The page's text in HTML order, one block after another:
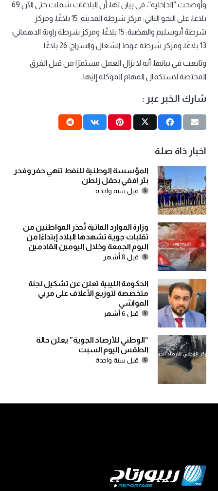
وأوضحت “الداخلية”، في بيان لها، أن البلاغات شملت حتى الآن 69
بلاغا، على النحو التالي: مركز شرطة المدينة: 15 بلاغًا، ومركز
شرطة أبوسليم والهضبة: 15 بلاغًا، ومركز شرطة زاوية الدهماني:
13 بلاغًا، ومركز شرطة غوط الشعال والسراج: 26 بلاغًا.
وتابعت في بيانها، أنه لا يزال العمل مستمرًا من قبل الفرق
المختصة لاستكمال المهام الموكلة إليها.
شارك الخبر عبر :
اخبار ذاة صلة
المؤسسة الوطنية للنفط تنهي حفر وفحر
بئر افقي بحقل زلطن
قبل سنة واحدة
وزارة الموارد المائية تُحذر المواطنين من
تقلبات جوية تشهدها البلاد إبتداءًا من
اليوم الجمعة وخلال اليومين القادمين
قبل 8 أشهر
الحكومة الليبية تعلن عن تشكيل لجنة
متخصصة لتوزيع الأعلاف على مربي
المواشي
قبل 6 أشهر
“الوطني للأرصاد الجوية” يعلن حالة
الطقس اليوم السبت
قبل سنة واحدة